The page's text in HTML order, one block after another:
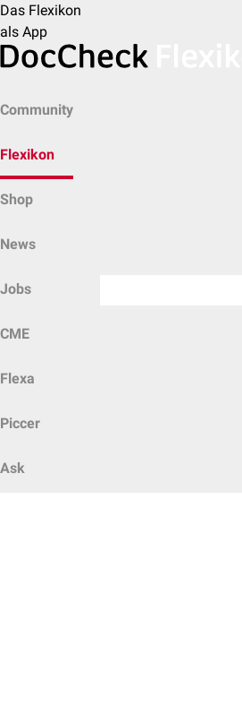
Das Flexikon
als App
Community
Flexikon
Shop
News
Jobs
CME
Flexa
Piccer
Ask